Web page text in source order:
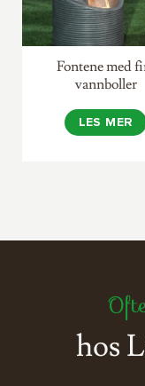
Fontene med
vannboller
LES MER
hos